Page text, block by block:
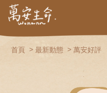
首頁 最新動態 萬安好評